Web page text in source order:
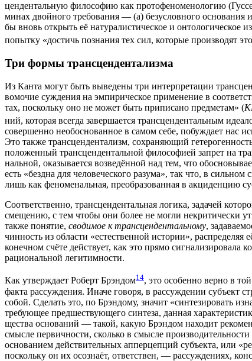
цен­ден­таль­ную фило­со­фию как про­то­фе­но­ме­но­ло­гию
ми­нах двой­но­го тре­бо­ва­ния — (а) без­услов­но­го осно­ва­ния
бы вновь открыть её нату­ра­ли­сти­че­ское и
попыт­ку «достичь позна­ния тех сил, кото­рые про­из­во­дят
Три формы трансцендентализма
Из Кан­та могут быть выве­де­ны три интер­пре­та­ции
во­мо­чие суж­де­ния на эмпи­ри­че­ское при­ме­не­ние в
тах, посколь­ку оно не может быть при­пи­са­но пред­ме­там» (
ний, кото­рая все­гда завер­ша­ет­ся транс­цен­ден­таль­ным
совер­шен­но необос­но­ван­ное в самом себе, побуж­да­ет нас
Это так­же транс­цен­ден­та­лизм, сохра­ня­ю­щий
поло­жен­ный транс­цен­ден­таль­ной фило­со­фи­ей запрет на
наль­ной, ока­зы­ва­ет­ся воз­ве­дён­ной над тем, что
есть «без­дна для чело­ве­че­ско­го разу­ма», так что, в
лишь как фено­ме­наль­ная, пре­об­ра­зо­ван­ная в акци­ден­цию
Соот­вет­ствен­но, транс­цен­ден­таль­ная логи­ка, зада­чей
сме­ще­нию, с тем что­бы они более не мог­ли некри­ти­че­ски
так­же поня­тие, сво­ди­мое к транс­цен­ден­таль­но­му,
чин­ность из обла­сти «есте­ствен­ной исто­рии»,
конеч­ном счё­те дей­ству­ет, как это пря­мо сиг­на­ли­зи­ро­ва­ла
раци­о­наль­ной легитимности.
Как утвер­жда­ет Роберт Брэн­дом14, это осо­бен­но вер­но в
фак­та рас­суж­де­ния. Ина­че гово­ря, в рас­суж­де­нии субъ­ект
собой. Сде­лать это, по Брэн­до­му, зна­чит «син­те­зи­ро­вать
тре­бу­ю­щее пред­ше­ству­ю­ще­го син­те­за, дан­ная
ще­ства осно­ва­ний — такой, какую Брэн­дом нахо­дит
смыс­ле пер­вич­но­сти, сколь­ко в смыс­ле
осно­ва­ни­ем дей­стви­тель­ных аппер­цеп­ций субъ­ек­та, или
посколь­ку он их осо­зна­ёт, ответ­ствен, — рас­суж­де­ни­ях,